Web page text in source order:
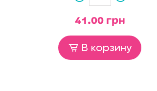
41.00 грн
В корзину